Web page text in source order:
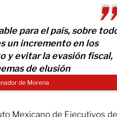
para el país, sobre
un incremento en los
y evitar la evasión fiscal,
de elusión
de Morena
Mexicano de Ejecutivos de